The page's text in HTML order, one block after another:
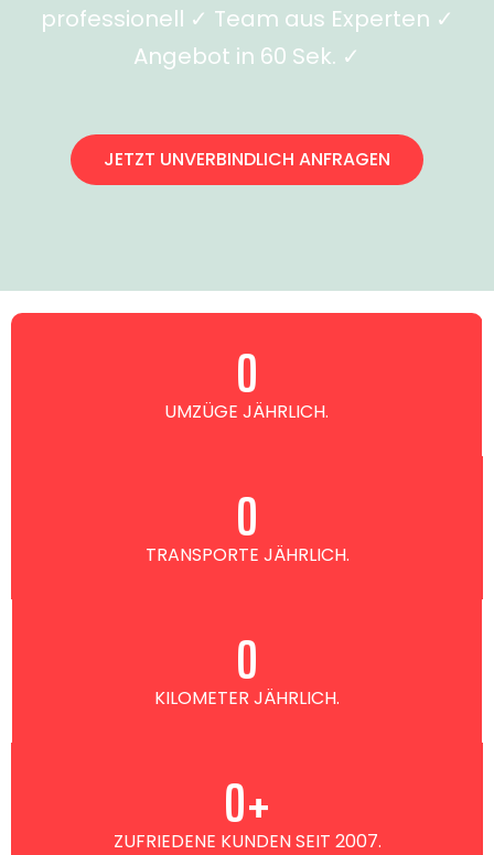
professionell ✓ Team aus Experten ✓
Angebot in 60 Sek. ✓
JETZT UNVERBINDLICH ANFRAGEN
UMZÜGE JÄHRLICH.
0
TRANSPORTE JÄHRLICH.
0
KILOMETER JÄHRLICH.
0
ZUFRIEDENE KUNDEN SEIT 2007.
0+